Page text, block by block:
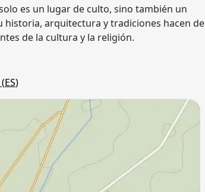
es un lugar de culto, sino también un
historia, arquitectura y tradiciones hacen de
de la cultura y la religión.
ES)